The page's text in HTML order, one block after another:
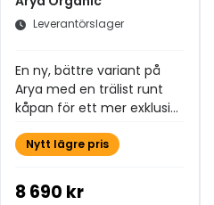
Leverantörslager
En ny, bättre variant på
Arya med en trälist runt
kåpan för ett mer exklusivt
Nytt lägre pris
8 690 kr